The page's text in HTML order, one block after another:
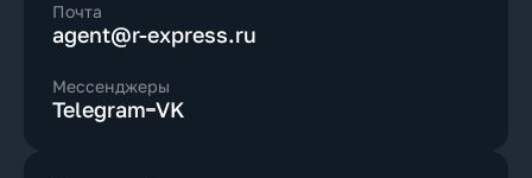
Почта
agent@r-express.ru
Мессенджеры
Telegram VK